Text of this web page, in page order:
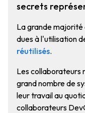
secrets
La grande majorité
dues à l'utilisation
réutilisés.
Les collaborateurs
grand nombre de
leur travail au
collaborateurs